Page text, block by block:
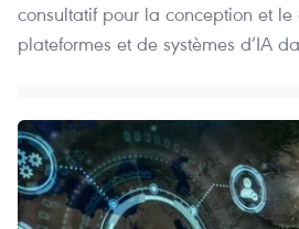
consultatif pour la conception et
plateformes et de systèmes d’IA